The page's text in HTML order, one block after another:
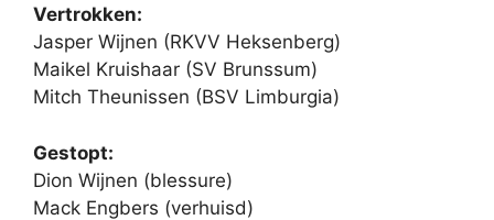
Vertrokken:
Jasper Wijnen (RKVV Heksenberg)
Maikel Kruishaar (SV Brunssum)
Mitch Theunissen (BSV Limburgia)
Gestopt:
Dion Wijnen (blessure)
Mack Engbers (verhuisd)